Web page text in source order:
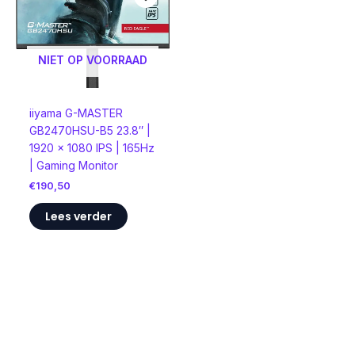
NIET OP VOORRAAD
iiyama G-MASTER
GB2470HSU-B5 23.8″ |
1920 x 1080 IPS | 165Hz
| Gaming Monitor
€190,50
Lees verder